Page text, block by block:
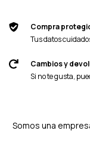
Compra
Tus datos
Cambios y
Si no te gusta,
Somos una